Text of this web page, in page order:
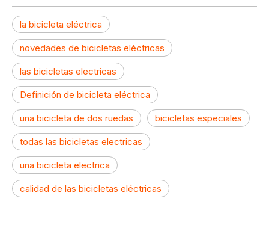
la bicicleta eléctrica
novedades de bicicletas eléctricas
las bicicletas electricas
Definición de bicicleta eléctrica
una bicicleta de dos ruedas bicicletas especiales
todas las bicicletas electricas
una bicicleta electrica
calidad de las bicicletas eléctricas